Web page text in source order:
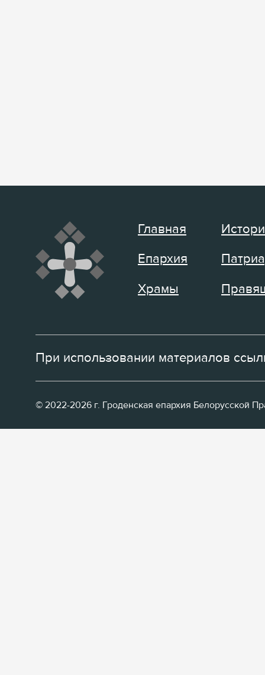
Главная
Епархия
Храмы
При использовании материалов
© 2022-2026 г. Гроденская епархия Белорусской